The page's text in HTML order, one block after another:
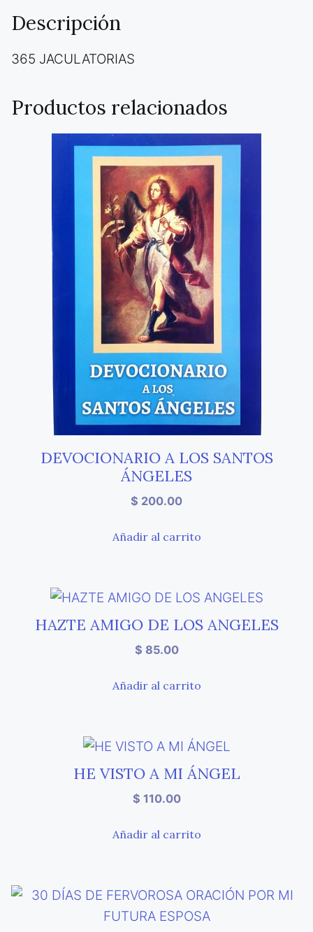
Descripción
365 JACULATORIAS
Productos relacionados
DEVOCIONARIO A LOS SANTOS
ÁNGELES
$ 200.00
Añadir al carrito
HAZTE AMIGO DE LOS ANGELES
$ 85.00
Añadir al carrito
HE VISTO A MI ÁNGEL
$ 110.00
Añadir al carrito